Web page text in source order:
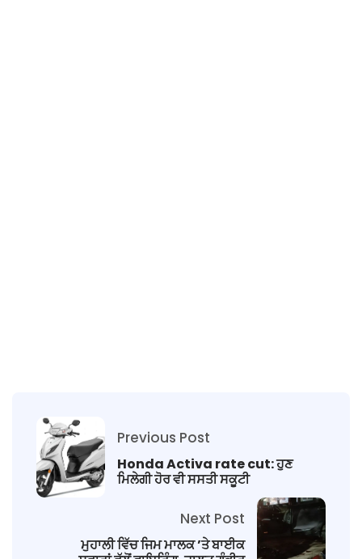
Previous Post
Honda Activa rate cut: ਹੁਣ
ਮਿਲੇਗੀ ਹੋਰ ਵੀ ਸਸਤੀ ਸਕੂਟੀ
Next Post
ਮੁਹਾਲੀ ਵਿੱਚ ਜਿਮ ਮਾਲਕ ’ਤੇ ਬਾਈਕ